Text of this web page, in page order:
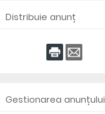
Distribuie anunț
Gestionarea anunțului